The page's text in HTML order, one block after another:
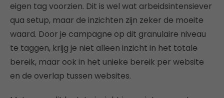
eigen tag voorzien. Dit is wel wat arbeidsintensiever
qua setup, maar de inzichten zijn zeker de moeite
waard. Door je campagne op dit granulaire niveau
te taggen, krijg je niet alleen inzicht in het totale
bereik, maar ook in het unieke bereik per website
en de overlap tussen websites.